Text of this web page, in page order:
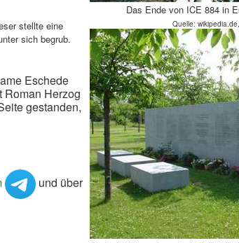
Das Ende von ICE 884 in
Quelle:
stellte eine
sich begrub.
Eschede
Roman Herzog
gestanden,
und über